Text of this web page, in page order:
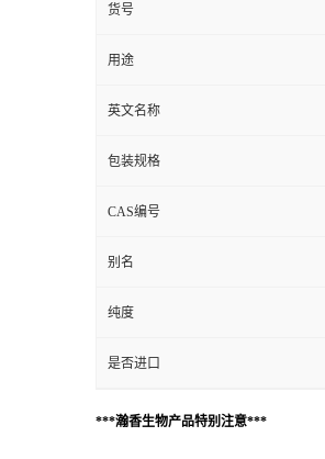
货号
用途
英文名称
包装规格
CAS编号
别名
纯度
是否进口
***瀚香生物产品特别注意***